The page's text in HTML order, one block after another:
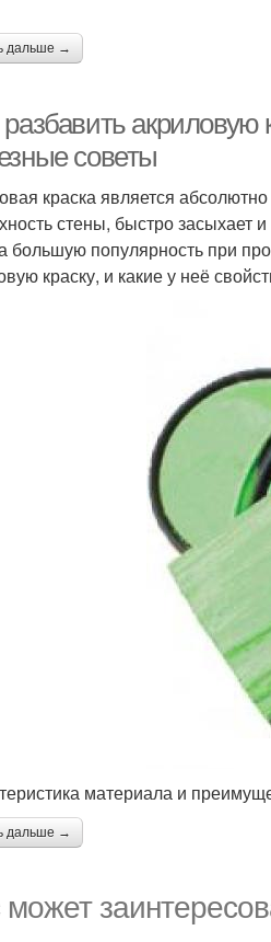
дальше →
акриловую
советы
краска является
стены, быстро засыхает
большую популярность при
краску, и какие у неё
материала и
дальше →